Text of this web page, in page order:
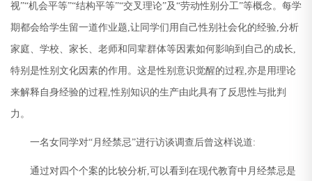
视”“机会平等”“结构平等”“交叉理论”及“劳动性别分工”等概念。每学
期都会给学生留一道作业题,让同学们用自己性别社会化的经验,分析
家庭、学校、家长、老师和同辈群体等因素如何影响到自己的成长,
特别是性别文化因素的作用。这是性别意识觉醒的过程,亦是用理论
来解释自身经验的过程,性别知识的生产由此具有了反思性与批判
力。
一名女同学对“月经禁忌”进行访谈调查后曾这样说道:
通过对四个个案的比较分析,可以看到在现代教育中月经禁忌是